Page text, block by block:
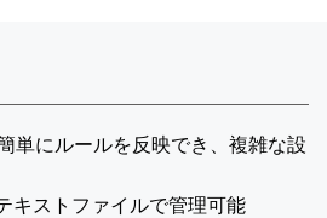
単にルールを反映でき、複雑な設
キストファイルで管理可能